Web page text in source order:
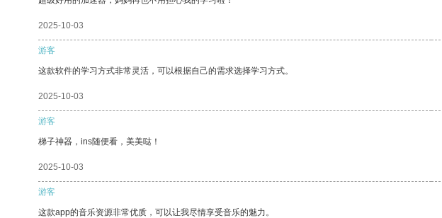
2025-10-03
游客
这款软件的学习方式非常灵活，可以根据自己的需求选择学习方式。
2025-10-03
游客
梯子神器，ins随便看，美美哒！
2025-10-03
游客
这款app的音乐资源非常优质，可以让我尽情享受音乐的魅力。